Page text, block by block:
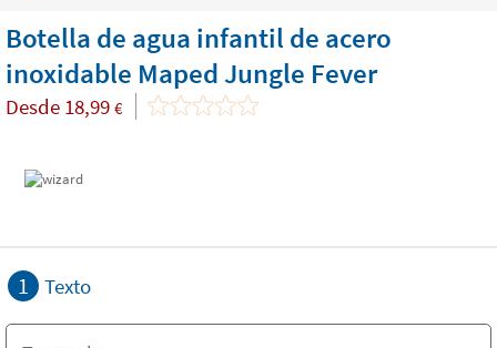
Botella de agua infantil de acero
inoxidable Maped Jungle Fever
Desde 18,99 €
1 Texto